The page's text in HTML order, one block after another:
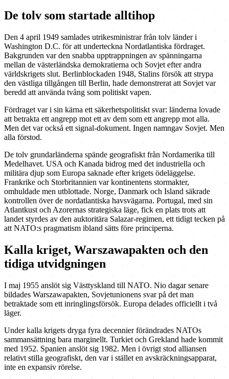
De tolv som startade alltihop
Den 4 april 1949 samlades utrikesministrar från tolv länder i
Washington D.C. för att underteckna Nordatlantiska fördraget.
Bakgrunden var den snabba upptrappningen av spänningarna
mellan de västerländska demokratierna och Sovjet efter andra
världskrigets slut. Berlinblockaden 1948, Stalins försök att strypa
den västliga tillgången till Berlin, hade demonstrerat att Sovjet var
beredd att använda tvång som politiskt vapen.
Fördraget var i sin kärna ett säkerhetspolitiskt svar: länderna lovade
att betrakta ett angrepp mot ett av dem som ett angrepp mot alla.
Men det var också ett signal-dokument. Ingen namngav Sovjet. Men
alla förstod.
De tolv grundarländerna spände geografiskt från Nordamerika till
Medelhavet. USA och Kanada bidrog med det industriella och
militära djup som Europa saknade efter krigets ödeläggelse.
Frankrike och Storbritannien var kontinentens stormakter,
omhuldade men utblottade. Norge, Danmark och Island säkrade
kontrollen över de nordatlantiska havsvägarna. Portugal, med sin
Atlantkust och Azorernas strategiska läge, fick en plats trots att
landet styrdes av den auktoritära Salazar-regimen, ett tidigt tecken på
att NATO:s pragmatism ibland sätts före principerna.
Kalla kriget, Warszawapakten och den
tidiga utvidgningen
I maj 1955 anslöt sig Västtyskland till NATO. Nio dagar senare
bildades Warszawapakten, Sovjetunionens svar på det man
betraktade som ett inringlingsförsök. Europa delades officiellt i två
läger.
Under kalla krigets dryga fyra decennier förändrades NATOs
sammansättning bara marginellt. Turkiet och Grekland hade kommit
med 1952. Spanien anslöt sig 1982. Men i övrigt stod alliansen
relativt stilla geografiskt, den var i stället en avskräckningsapparat,
inte en expansiv rörelse.